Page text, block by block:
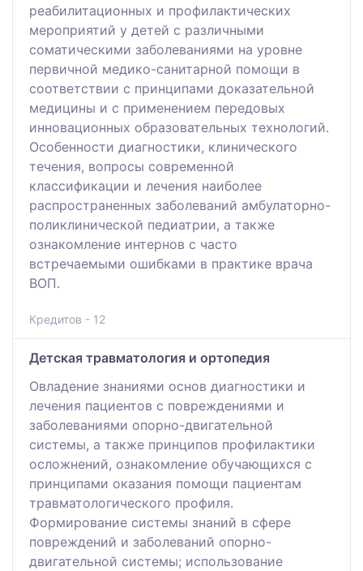
реабилитационных и профилактических
мероприятий у детей с различными
соматическими заболеваниями на уровне
первичной медико-санитарной помощи в
соответствии с принципами доказательной
медицины и с применением передовых
инновационных образовательных технологий.
Особенности диагностики, клинического
течения, вопросы современной
классификации и лечения наиболее
распространенных заболеваний амбулаторно-
поликлинической педиатрии, а также
ознакомление интернов с часто
встречаемыми ошибками в практике врача
ВОП.
Кредитов - 12
Детская травматология и ортопедия
Овладение знаниями основ диагностики и
лечения пациентов с повреждениями и
заболеваниями опорно-двигательной
системы, а также принципов профилактики
осложнений, ознакомление обучающихся с
принципами оказания помощи пациентам
травматологического профиля.
Формирование системы знаний в сфере
повреждений и заболеваний опорно-
двигательной системы; использование